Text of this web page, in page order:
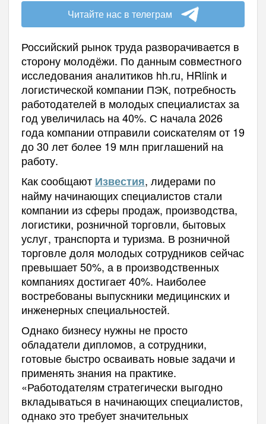
Читайте нас в телеграм
Российский рынок труда разворачивается в
сторону молодёжи. По данным совместного
исследования аналитиков hh.ru, HRlink и
логистической компании ПЭК, потребность
работодателей в молодых специалистах за
год увеличилась на 40%. С начала 2026
года компании отправили соискателям от 19
до 30 лет более 19 млн приглашений на
работу.
Как сообщают Известия, лидерами по
найму начинающих специалистов стали
компании из сферы продаж, производства,
логистики, розничной торговли, бытовых
услуг, транспорта и туризма. В розничной
торговле доля молодых сотрудников сейчас
превышает 50%, а в производственных
компаниях достигает 40%. Наиболее
востребованы выпускники медицинских и
инженерных специальностей.
Однако бизнесу нужны не просто
обладатели дипломов, а сотрудники,
готовые быстро осваивать новые задачи и
применять знания на практике.
«Работодателям стратегически выгодно
вкладываться в начинающих специалистов,
однако это требует значительных